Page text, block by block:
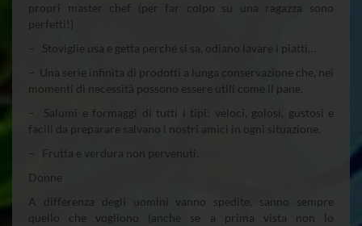
propri master chef (per far colpo su una ragazza sono
perfetti!)
– Stoviglie usa e getta perché si sa, odiano lavare i piatti…
– Una serie infinita di prodotti a lunga conservazione che, nei
momenti di necessità possono essere utili come il pane.
– Salumi e formaggi di tutti i tipi: veloci, golosi, gustosi e
facili da preparare salvano i nostri amici in ogni situazione.
– Frutta e verdura non pervenuti.
Donne
A differenza degli uomini vanno spedite, sanno sempre
quello che vogliono (anche se a prima vista non lo